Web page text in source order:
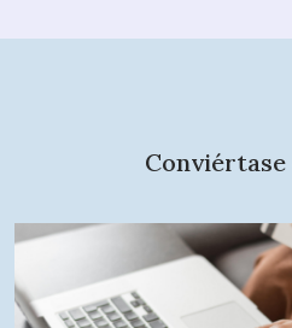
Conviértase